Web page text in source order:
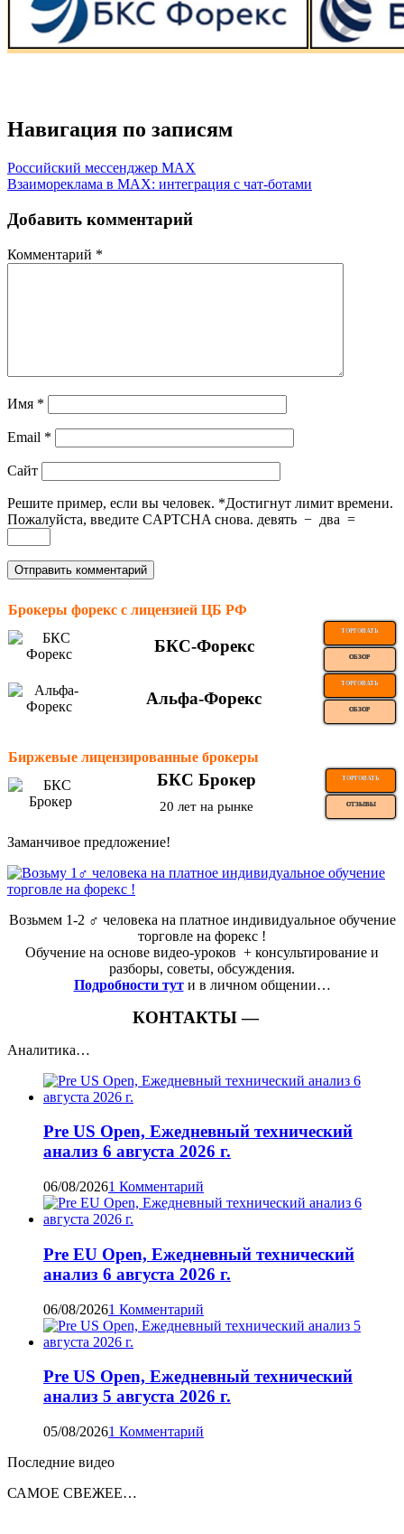
Навигация по записям
Российский мессенджер MAX
Взаимореклама в MAX: интеграция с чат-ботами
Добавить комментарий
Комментарий *
Имя *
Email *
Сайт
Решите пример, если вы человек. *Достигнут лимит времени.
Пожалуйста, введите CAPTCHA снова. девять − два =
Брокеры форекс с лицензией ЦБ РФ
БКС-Форекс
ТОРГОВАТЬ
ОБЗОР
Альфа-Форекс
ТОРГОВАТЬ
ОБЗОР
Биржевые лицензированные брокеры
БКС Брокер ТОРГОВАТЬ
20 лет на рынке ОТЗЫВЫ
Заманчивое предложение!
Возьмем 1-2 ‍♂️ человека на платное индивидуальное обучение
торговле на форекс !
Обучение на основе видео-уроков ️ + консультирование и
разборы, советы, обсуждения.
Подробности тут и в личном общении…
КОНТАКТЫ —
Аналитика…
Pre US Open, Ежедневный технический
анализ 6 августа 2026 г.
06/08/20261 Комментарий
Pre EU Open, Ежедневный технический
анализ 6 августа 2026 г.
06/08/20261 Комментарий
Pre US Open, Ежедневный технический
анализ 5 августа 2026 г.
05/08/20261 Комментарий
Последние видео
САМОЕ СВЕЖЕЕ…